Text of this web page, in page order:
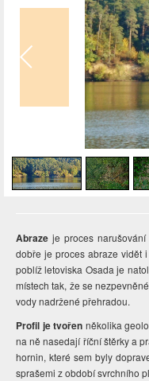
Abraze je proces
dobře je proces abraze vidět
poblíž letoviska Osada je
místech tak, že se
vody nadržené přehradou.
Profil je tvořen několika
na ně nasedají říční štěrky a
hornin, které sem byly
sprašemi z období svrchního